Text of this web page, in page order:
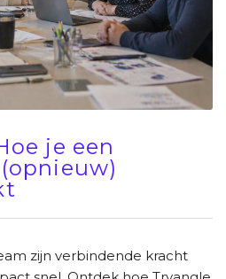
je een
zijn verbindende kracht